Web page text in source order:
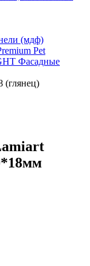
(мдф)
Pet
Фасадные